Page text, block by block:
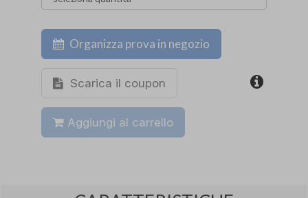
Organizza prova in negozio
Scarica il coupon
Aggiungi al carrello